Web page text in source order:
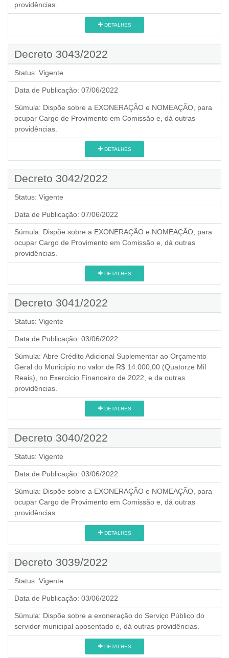
providências.
DETALHES
Decreto 3043/2022
Status: Vigente
Data de Publicação: 07/06/2022
Súmula: Dispõe sobre a EXONERAÇÃO e NOMEAÇÃO, para
ocupar Cargo de Provimento em Comissão e, dá outras
providências.
DETALHES
Decreto 3042/2022
Status: Vigente
Data de Publicação: 07/06/2022
Súmula: Dispõe sobre a EXONERAÇÃO e NOMEAÇÃO, para
ocupar Cargo de Provimento em Comissão e, dá outras
providências.
DETALHES
Decreto 3041/2022
Status: Vigente
Data de Publicação: 03/06/2022
Súmula: Abre Crédito Adicional Suplementar ao Orçamento
Geral do Município no valor de R$ 14.000,00 (Quatorze Mil
Reais), no Exercício Financeiro de 2022, e da outras
providências.
DETALHES
Decreto 3040/2022
Status: Vigente
Data de Publicação: 03/06/2022
Súmula: Dispõe sobre a EXONERAÇÃO e NOMEAÇÃO, para
ocupar Cargo de Provimento em Comissão e, dá outras
providências.
DETALHES
Decreto 3039/2022
Status: Vigente
Data de Publicação: 03/06/2022
Súmula: Dispõe sobre a exoneração do Serviço Público do
servidor municipal aposentado e, dá outras providências.
DETALHES